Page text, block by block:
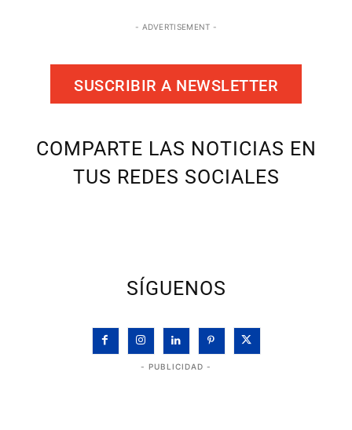
- ADVERTISEMENT -
SUSCRIBIR A NEWSLETTER
COMPARTE LAS NOTICIAS EN
TUS REDES SOCIALES
SÍGUENOS
- PUBLICIDAD -